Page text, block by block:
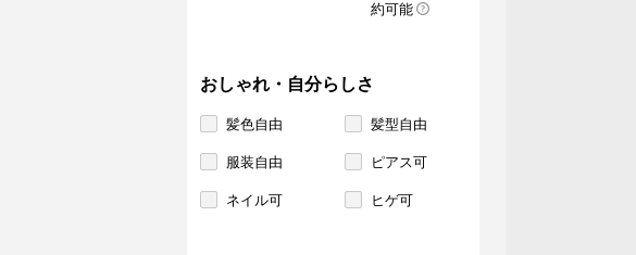
約可能
おしゃれ・自分らしさ
髪色自由 髪型自由
服装自由 ピアス可
ネイル可 ヒゲ可